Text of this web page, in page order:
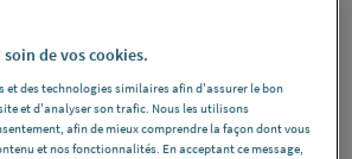
ELECTRIC
soin de vos cookies.
et des technologies similaires afin d'assurer le bon
et d'analyser son trafic. Nous les utilisons
afin de mieux comprendre la façon dont vous
et nos fonctionnalités. En acceptant ce message,